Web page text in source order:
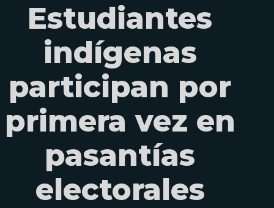
Estudiantes
indígenas
participan por
primera vez en
pasantías
electorales